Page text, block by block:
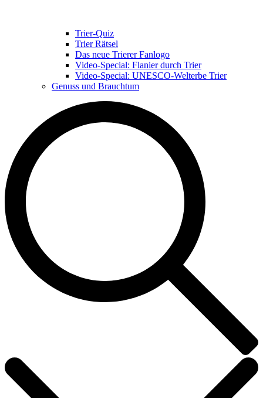
Trier-Quiz
Trier Rätsel
Das neue Trierer Fanlogo
Video-Special: Flanier durch Trier
Video-Special: UNESCO-Welterbe Trier
Genuss und Brauchtum